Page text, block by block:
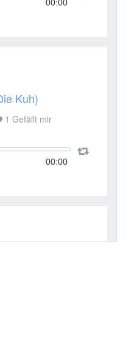
00:00
Kuh)
1 Gefällt mir
00:00